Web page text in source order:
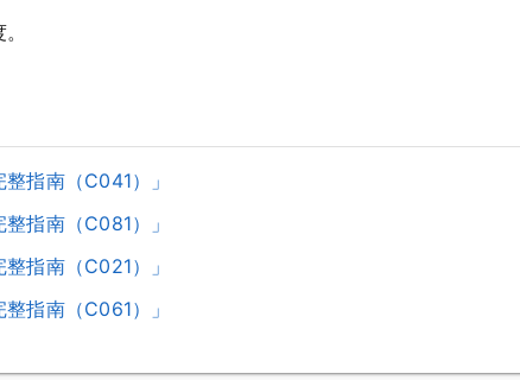
指南（C041）」
指南（C081）」
指南（C021）」
指南（C061）」